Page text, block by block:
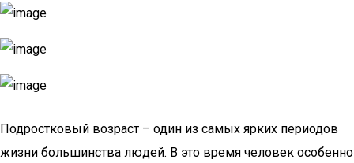
Подростковый возраст – один из самых ярких периодов
жизни большинства людей. В это время человек особенно